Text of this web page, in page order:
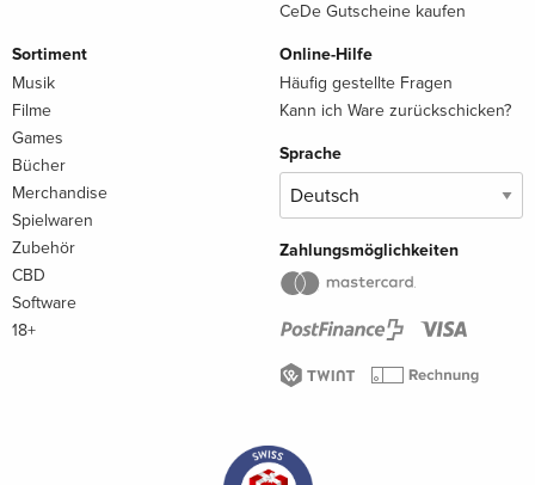
CeDe Gutscheine kaufen
Sortiment
Musik
Filme
Games
Bücher
Merchandise
Spielwaren
Zubehör
CBD
Software
18+
Online-Hilfe
Häufig gestellte Fragen
Kann ich Ware zurückschicken?
Sprache
Zahlungsmöglichkeiten